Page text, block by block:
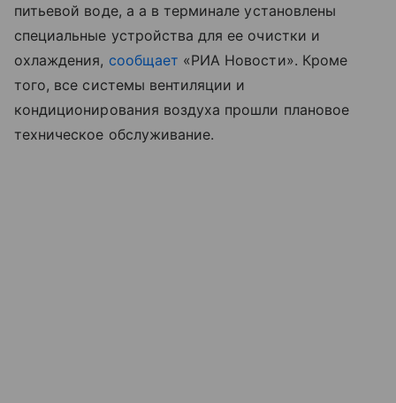
питьевой воде, а а в терминале установлены
специальные устройства для ее очистки и
охлаждения, сообщает «РИА Новости». Кроме
того, все системы вентиляции и
кондиционирования воздуха прошли плановое
техническое обслуживание.